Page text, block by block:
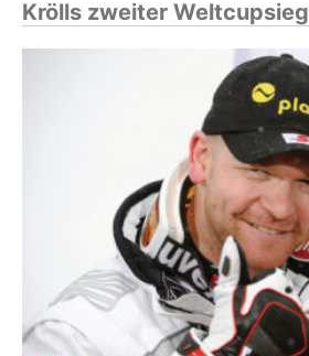
Krölls zweiter Weltcupsieg